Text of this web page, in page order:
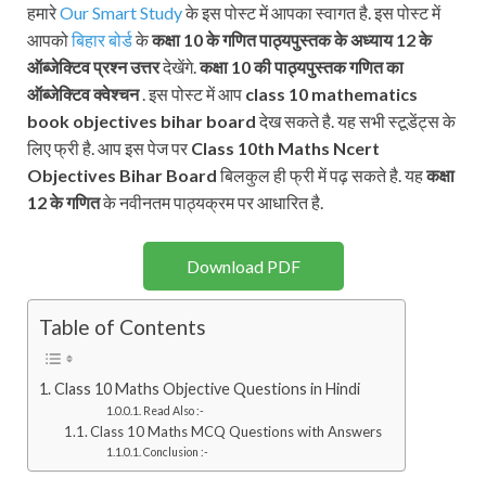
हमारेOur Smart Studyके इस पोस्ट में आपका स्वागत है. इस पोस्ट में
आपकोबिहार बोर्डकेकक्षा 10 के गणित पाठ्यपुस्तक के अध्याय 12 के
ऑब्जेक्टिव प्रश्नउत्तरदेखेंगे.कक्षा 10 की पाठ्यपुस्तकगणित का
ऑब्जेक्टिव क्वेश्चन. इस पोस्ट में आप class 10 mathematics
book objectives bihar boardदेख सकते है. यह सभी स्टूडेंट्स के
लिए फ्री है. आप इस पेज पर Class 10th Maths Ncert
Objectives Bihar Boardबिलकुल ही फ्री में पढ़ सकते है. यहकक्षा
12 केगणितके नवीनतम पाठ्यक्रम पर आधारित है.
Download PDF
Table of Contents
Class 10 Maths Objective Questions in Hindi
Read Also :-
Class 10 Maths MCQ Questions with Answers
Conclusion :-